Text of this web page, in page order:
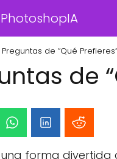
PhotoshopIA
de “Qué Prefieres”
de
forma